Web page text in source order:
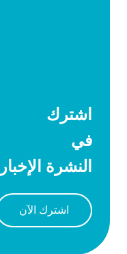
اشترك
في
النشرة
اشترك الآن